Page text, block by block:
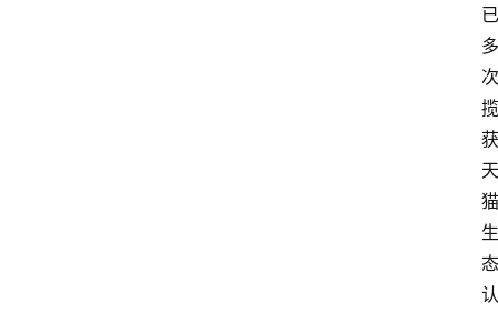
已
多
次
揽
获
天
猫
生
态
认